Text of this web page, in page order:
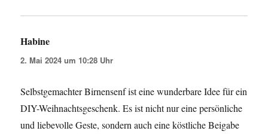
Habine
2. Mai 2024 um 10:28 Uhr
Selbstgemachter Birnensenf ist eine wunderbare Idee für ein
DIY-Weihnachtsgeschenk. Es ist nicht nur eine persönliche
und liebevolle Geste, sondern auch eine köstliche Beigabe